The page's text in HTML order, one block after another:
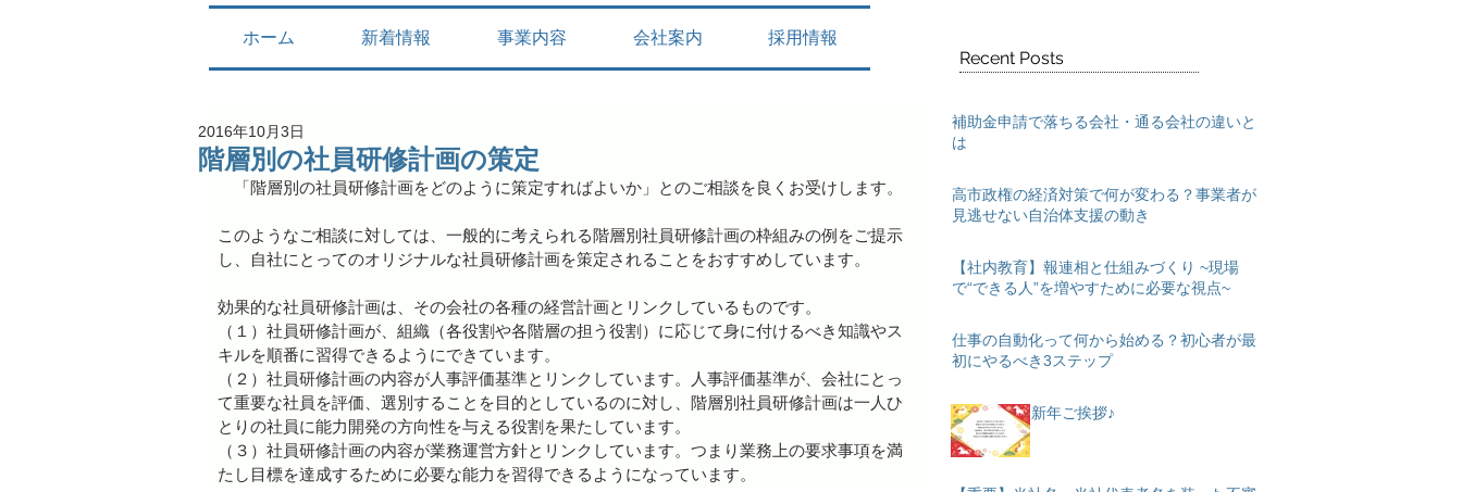
ホーム 新着情報 事業内容 会社案内
採用情報
Recent Posts
階層別の社員研修計画の策定
2016年10月3日
「階層別の社員研修計画をどのように策定すればよいか」とのご相談を良くお受けします。
このようなご相談に対しては、一般的に考えられる階層別社員研修計画の枠組みの例をご提示
し、自社にとってのオリジナルな社員研修計画を策定されることをおすすめしています。
効果的な社員研修計画は、その会社の各種の経営計画とリンクしているものです。
（１）社員研修計画が、組織（各役割や各階層の担う役割）に応じて身に付けるべき知識やス
キルを順番に習得できるようにできています。
（２）社員研修計画の内容が人事評価基準とリンクしています。人事評価基準が、会社にとっ
て重要な社員を評価、選別することを目的としているのに対し、階層別社員研修計画は一人ひ
とりの社員に能力開発の方向性を与える役割を果たしています。
（３）社員研修計画の内容が業務運営方針とリンクしています。つまり業務上の要求事項を満
たし目標を達成するために必要な能力を習得できるようになっています。
補助金申請で落ちる会社・通る会社の違いと
は
高市政権の経済対策で何が変わる？事業者が
見逃せない自治体支援の動き
【社内教育】報連相と仕組みづくり ~現場
で“できる人”を増やすために必要な視点~
仕事の自動化って何から始める？初心者が最
初にやるべき3ステップ
新年ご挨拶♪